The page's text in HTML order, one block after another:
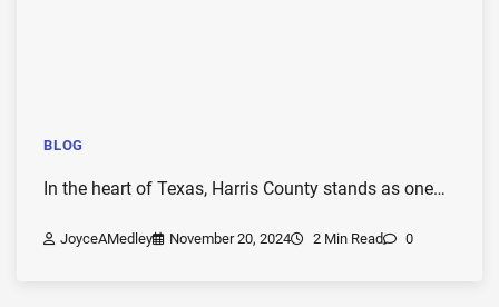
BLOG
In the heart of Texas, Harris County stands as one…
JoyceAMedley November 20, 2024 2 Min Read 0